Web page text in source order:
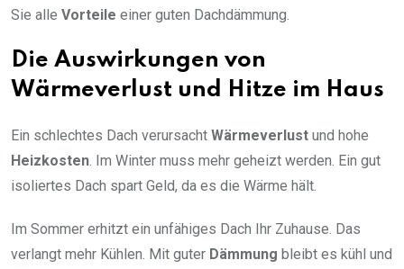
Sie alle Vorteile einer guten Dachdämmung.
Die Auswirkungen von
Wärmeverlust und Hitze im Haus
Ein schlechtes Dach verursacht Wärmeverlust und hohe
Heizkosten . Im Winter muss mehr geheizt werden. Ein gut
isoliertes Dach spart Geld, da es die Wärme hält.
Im Sommer erhitzt ein unfähiges Dach Ihr Zuhause. Das
verlangt mehr Kühlen. Mit guter Dämmung bleibt es kühl und